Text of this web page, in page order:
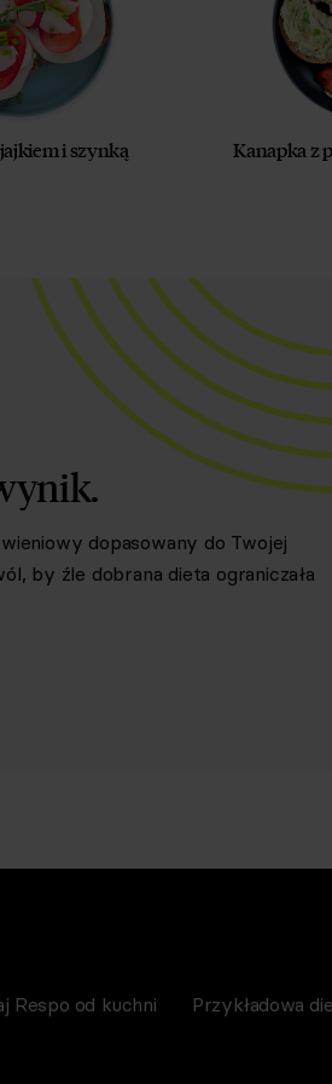
i szynką Kanapka z
dopasowany do Twojej
by źle dobrana dieta ograniczała
Respo od kuchni Przykładowa